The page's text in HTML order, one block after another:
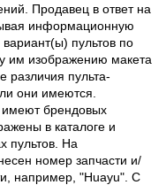
Продавец в ответ на
информационную
пультов по
им изображению макета
различия пульта-
они имеются.
имеют брендовых
в каталоге и
пультов. На
номер запчасти и/
например, "Huayu". С